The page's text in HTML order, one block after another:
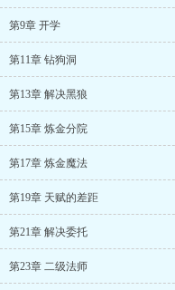
第9章 开学
第11章 钻狗洞
第13章 解决黑狼
第15章 炼金分院
第17章 炼金魔法
第19章 天赋的差距
第21章 解决委托
第23章 二级法师